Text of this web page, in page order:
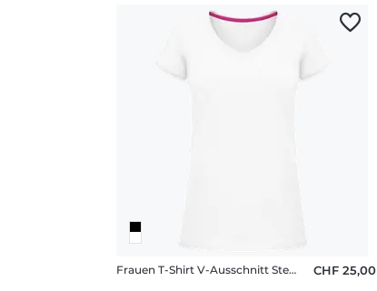
Frauen T-Shirt V-Ausschnitt Stedman CHF 25,00